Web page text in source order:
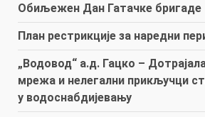
Обиљежен Дан Гатачке бригаде
План рестрикције за наредни
„Водовод“ а.д. Гацко –
мрежа и нелегални прикључци
у водоснабдијевању